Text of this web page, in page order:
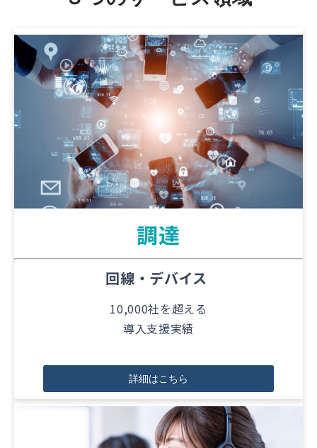
調達
回線・デバイス
10,000社を超える
導入支援実績
詳細はこちら